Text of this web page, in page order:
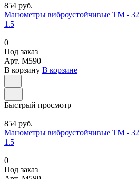
854 руб.
Манометры виброустойчивые ТМ -
1.5
0
Под заказ
Арт. M590
В корзину В корзине
Быстрый просмотр
854 руб.
Манометры виброустойчивые ТМ -
1.5
0
Под заказ